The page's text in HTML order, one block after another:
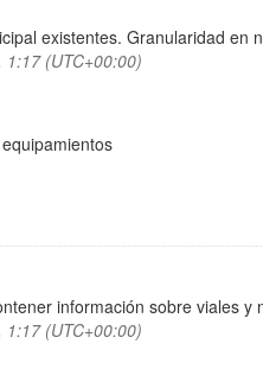
existentes. Granularidad en
(UTC+00:00)
información sobre viales y
(UTC+00:00)